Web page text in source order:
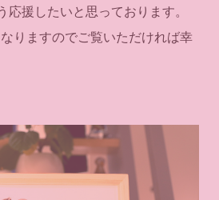
援したいと思っております。
りますのでご覧いただければ幸